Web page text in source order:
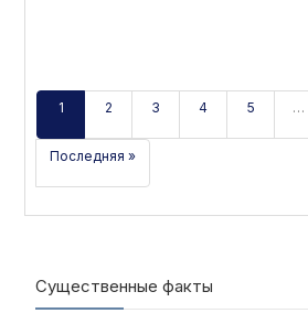
1 2 3 4 5 …
Последняя »
Существенные факты